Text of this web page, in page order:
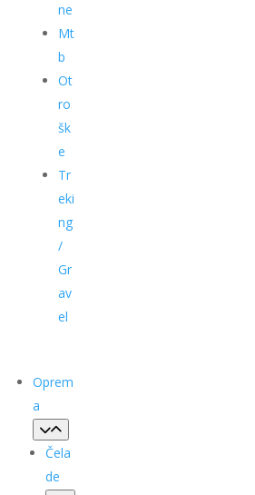
ne
Mt
b
Ot
ro
šk
e
Tr
eki
ng
/
Gr
av
el
Oprem
a
Čela
de